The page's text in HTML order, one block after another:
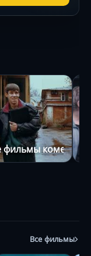
фильмы комедии
Все фильмы